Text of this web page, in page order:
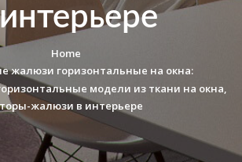
Home
жалюзи горизонтальные на окна:
модели из ткани на окна,
жалюзи в интерьере